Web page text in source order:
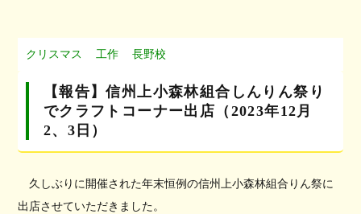
クリスマス 工作 長野校
【報告】信州上小森林組合しんりん祭り
でクラフトコーナー出店（2023年12月
2、3日）
久しぶりに開催された年末恒例の信州上小森林組合りん祭に
出店させていただきました。